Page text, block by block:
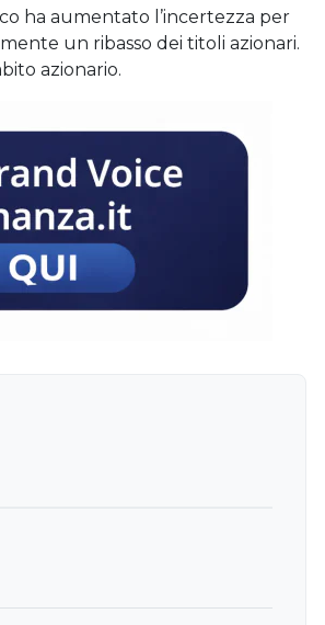
ha aumentato l’incertezza per
un ribasso dei titoli azionari.
azionario.